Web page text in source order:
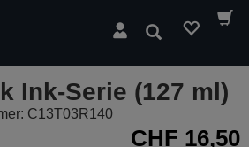
Suchen
Ink-Serie (127 ml)
C13T03R140
CHF 16,50